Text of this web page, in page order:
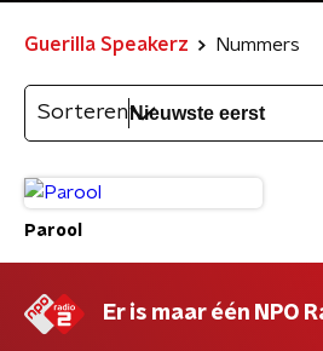
Guerilla Speakerz Nummers
Sorteren
Parool
Er is maar één NPO